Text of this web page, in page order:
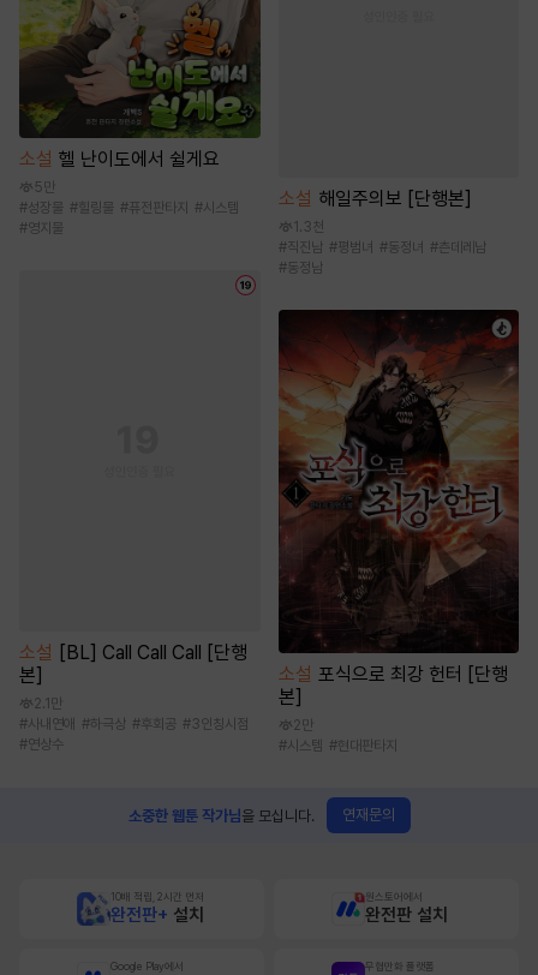
소설 헬 난이도에서 쉴게요
5만
#성장물 # 힐링물 #퓨전판타지 #시스템
#영지물
소설
[BL] Call Call Call [단행
본]
2.1만
#사내연애 #하극상 #후회공 #3인칭시점
#연상수
소설 해일주의보 [단행본]
1.3천
#직진남 #평범녀 #동정녀 #츤데레남
#동정남
소설 포식으로 최강 헌터 [단행
본]
2만
#시스템 #현대판타지
소중한 웹툰 작가님을 모십니다. 연재문의
10배 적립, 2시간 먼저
완전판+ 설치
원스토어에서
완전판 설치
Google Play에서 무협만화 플랫폼